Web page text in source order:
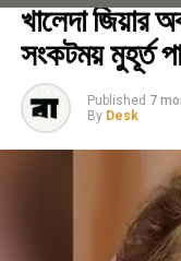
খালেদা জিয়ার
সংকটময় মুহূর্ত
Published 7
By Desk